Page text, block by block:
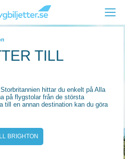
TILL
hittar du enkelt på Alla
på flygstolar från de största
till en annan destination kan du göra
BRIGHTON